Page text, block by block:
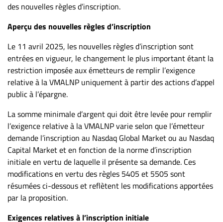
des nouvelles règles d’inscription.
Aperçu des nouvelles règles d’inscription
Le 11 avril 2025, les nouvelles règles d’inscription sont
entrées en vigueur, le changement le plus important étant la
restriction imposée aux émetteurs de remplir l’exigence
relative à la VMALNP uniquement à partir des actions d’appel
public à l’épargne.
La somme minimale d’argent qui doit être levée pour remplir
l’exigence relative à la VMALNP varie selon que l’émetteur
demande l’inscription au Nasdaq Global Market ou au Nasdaq
Capital Market et en fonction de la norme d’inscription
initiale en vertu de laquelle il présente sa demande. Ces
modifications en vertu des règles 5405 et 5505 sont
résumées ci-dessous et reflètent les modifications apportées
par la proposition.
Exigences relatives à l’inscription initiale